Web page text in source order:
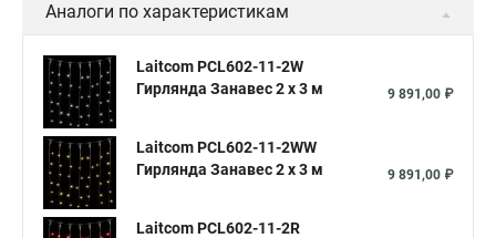
Аналоги по характеристикам
Laitcom PCL602-11-2W
Гирлянда Занавес 2 x 3 м
9 891,00 ₽
Laitcom PCL602-11-2WW
Гирлянда Занавес 2 x 3 м
9 891,00 ₽
Laitcom PCL602-11-2R